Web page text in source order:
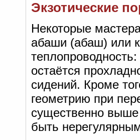
Экзотические
Некоторые
абаши (абаш) или
остаётся
сидений. Кроме
геометрию при
существенно выше
быть